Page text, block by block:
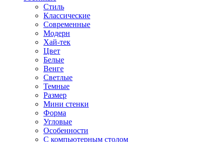
Стиль
Классические
Современные
Модерн
Хай-тек
Цвет
Белые
Венге
Светлые
Темные
Размер
Мини стенки
Форма
Угловые
Особенности
С компьютерным столом